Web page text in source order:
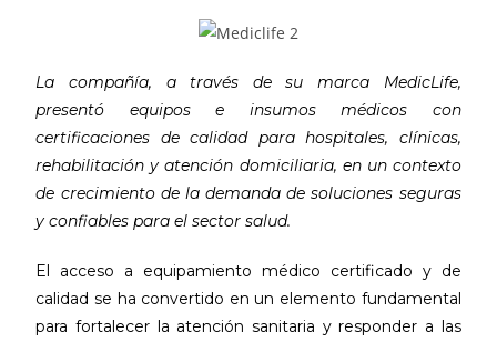
La compañía, a través de su marca MedicLife,
presentó equipos e insumos médicos con
certificaciones de calidad para hospitales, clínicas,
rehabilitación y atención domiciliaria, en un contexto
de crecimiento de la demanda de soluciones seguras
y confiables para el sector salud.
El acceso a equipamiento médico certificado y de
calidad se ha convertido en un elemento fundamental
para fortalecer la atención sanitaria y responder a las